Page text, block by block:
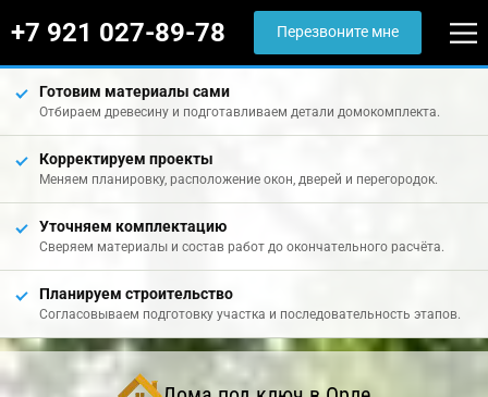
+7 921 027-89-78 Перезвоните мне
Готовим материалы сами
Отбираем древесину и подготавливаем детали домокомплекта.
Корректируем проекты
Меняем планировку, расположение окон, дверей и перегородок.
Уточняем комплектацию
Сверяем материалы и состав работ до окончательного расчёта.
Планируем строительство
Согласовываем подготовку участка и последовательность этапов.